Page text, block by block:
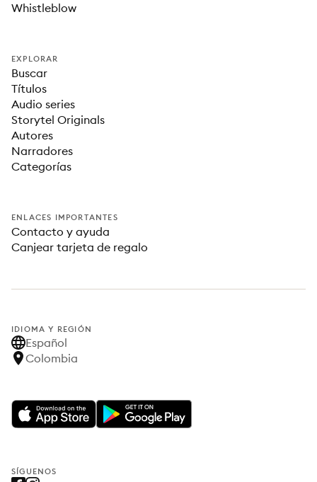
Whistleblow
EXPLORAR
Buscar
Títulos
Audio series
Storytel Originals
Autores
Narradores
Categorías
ENLACES IMPORTANTES
Contacto y ayuda
Canjear tarjeta de regalo
IDIOMA Y REGIÓN
Español
Colombia
SÍGUENOS